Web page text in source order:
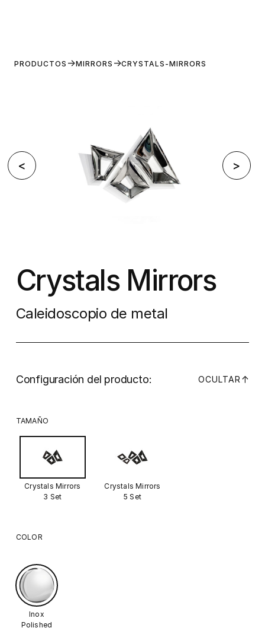
PRODUCTOS MIRRORS CRYSTALS-MIRRORS
< >
Crystals Mirrors
Caleidoscopio de metal
Configuración del producto: OCULTAR ↓
TAMAÑO
Crystals Mirrors
3 Set
Crystals Mirrors
5 Set
COLOR
Inox
Polished